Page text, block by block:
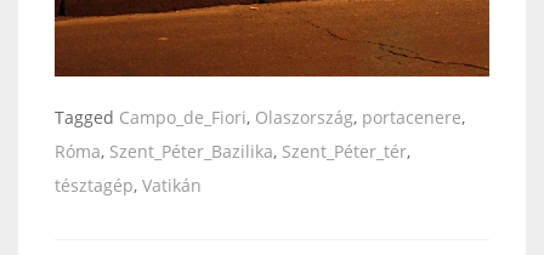
Tagged Campo_de_Fiori, Olaszország, portacenere,
Róma, Szent_Péter_Bazilika, Szent_Péter_tér,
tésztagép, Vatikán